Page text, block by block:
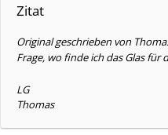
Zitat
Original geschrieben von
Frage, wo finde ich das Glas für
LG
Thomas